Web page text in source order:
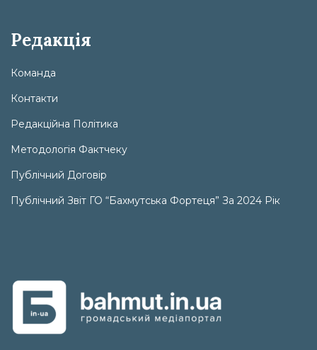
Редакція
Команда
Контакти
Редакційна Політика
Методологія Фактчеку
Публічний Договір
Публічний Звіт ГО “Бахмутська Фортеця” За 2024 Рік